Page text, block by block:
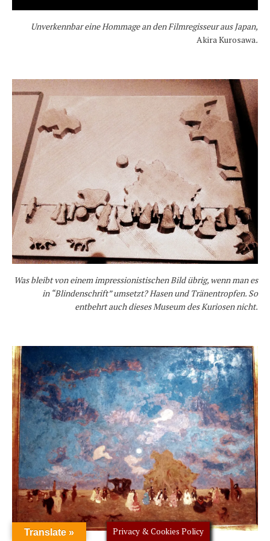
Unverkennbar eine Hommage an den Filmregisseur aus Japan,
Akira Kurosawa.
Was bleibt von einem impressionistischen Bild übrig, wenn man es
in “Blindenschrift” umsetzt? Hasen und Tränentropfen. So
entbehrt auch dieses Museum des Kuriosen nicht.
Privacy & Cookies Policy
Translate »